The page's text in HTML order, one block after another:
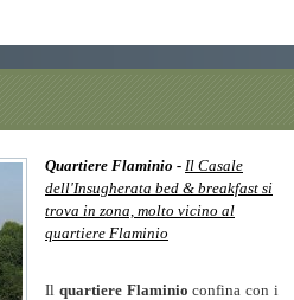
Quartiere Flaminio - Il Casale
dell'Insugherata bed & breakfast si
trova in zona, molto vicino al
quartiere Flaminio
Il quartiere Flaminioconfina con i